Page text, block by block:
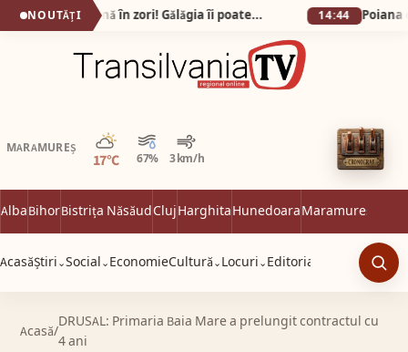
NOUTĂȚI Gata cu petrecerile până în zori! Gălăgia îi poate costa pe scandalagii până la 12.000 de lei! 14:44
MARAMUREȘ
17°C 67% 3 km/h
Parțial noros
AlbaBihorBistrița NăsăudClujHarghitaHunedoaraMaramureș
AcasăȘtiri ⌄Social ⌄ EconomieCultură ⌄ Locuri ⌄ Editorial
Acasă/
DRUSAL: Primaria Baia Mare a prelungit contractul cu
4 ani